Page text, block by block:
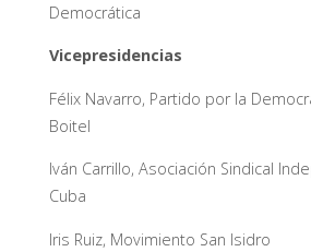
Democrática
Vicepresidencias
Félix Navarro, Partido por la
Boitel
Iván Carrillo, Asociación Sindical
Cuba
Iris Ruiz, Movimiento San Isidro